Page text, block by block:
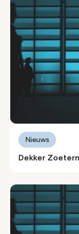
Dekker
Nieuws